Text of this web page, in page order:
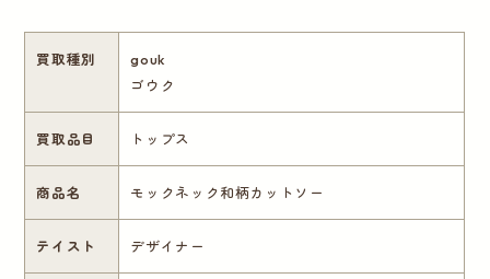
買取種別
gouk
ゴウク
買取品目 トップス
商品名 モックネック和柄カットソー
テイスト デザイナー